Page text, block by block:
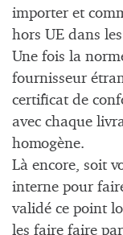
importer et
hors UE dans
Une fois la
fournisseur
certificat de
avec chaque
homogène.
Là encore, soit
interne pour
validé ce point
les faire faire